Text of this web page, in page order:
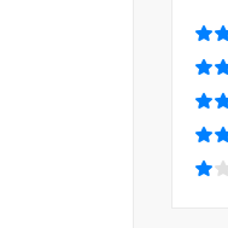
어떤 작가
들고, 어
든든한 협
저자가 되